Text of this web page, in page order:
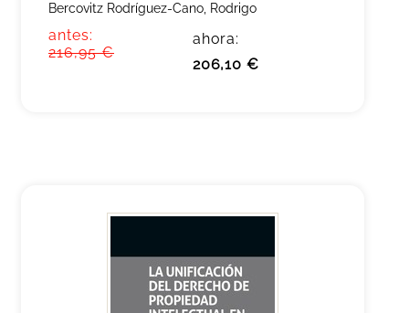
Bercovitz Rodríguez-Cano, Rodrigo
antes:
216,95 €
ahora:
206,10 €